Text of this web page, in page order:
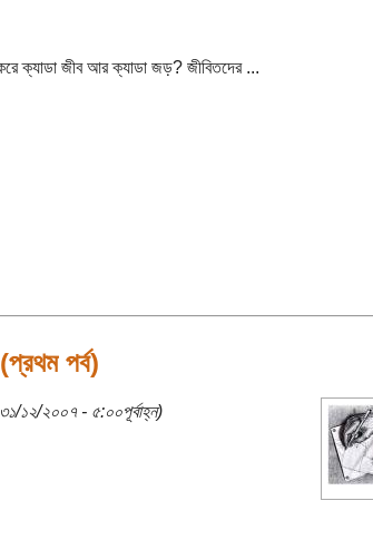
ক্যাডা জীব আর ক্যাডা জড়? জীবিতদের ...
পর্ব)
১২/২০০৭ - ৫:০০পূর্বাহ্ন)